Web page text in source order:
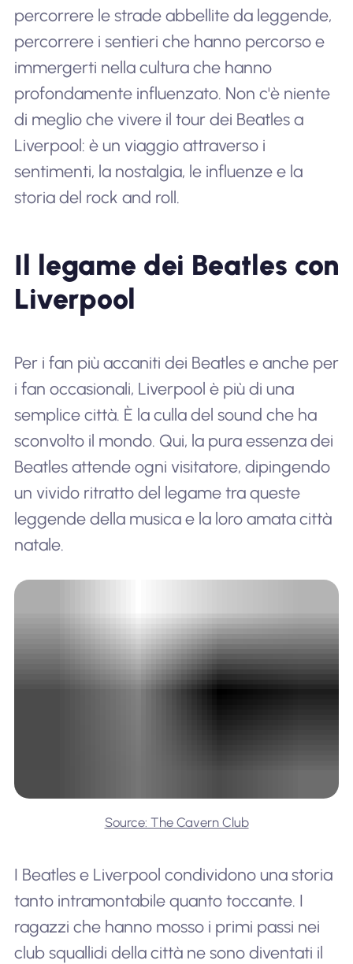
percorrere le strade abbellite da leggende,
percorrere i sentieri che hanno percorso e
immergerti nella cultura che hanno
profondamente influenzato. Non c'è niente
di meglio che vivere il tour dei Beatles a
Liverpool: è un viaggio attraverso i
sentimenti, la nostalgia, le influenze e la
storia del rock and roll.
Il legame dei Beatles con
Liverpool
Per i fan più accaniti dei Beatles e anche per
i fan occasionali, Liverpool è più di una
semplice città. È la culla del sound che ha
sconvolto il mondo. Qui, la pura essenza dei
Beatles attende ogni visitatore, dipingendo
un vivido ritratto del legame tra queste
leggende della musica e la loro amata città
natale.
Source: The Cavern Club
I Beatles e Liverpool condividono una storia
tanto intramontabile quanto toccante. I
ragazzi che hanno mosso i primi passi nei
club squallidi della città ne sono diventati il